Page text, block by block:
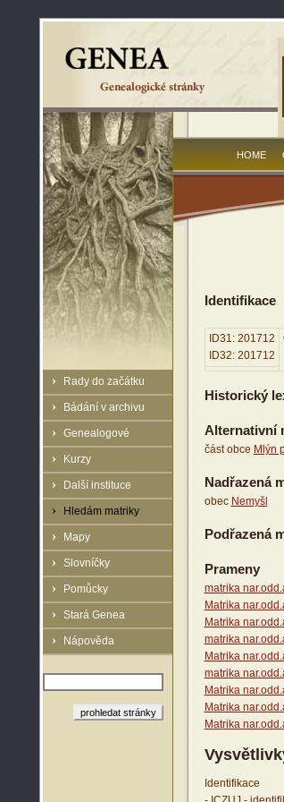
Rady do začátku
Bádání v archivu
Genealogové
Kurzy
Další instituce
Hledám matriky
Mapy
Slovníčky
Pomůcky
Stará Genea
Nápověda
HOME
Identifikace
ID31: 201712
ID32: 201712
Historický
Alternativní
část obce Mlýn
Nadřazená
obec Nemyšl
Podřazená
Prameny
matrika
Matrika
Matrika
matrika
Matrika
matrika
Matrika
Matrika
Matrika
Identifikace